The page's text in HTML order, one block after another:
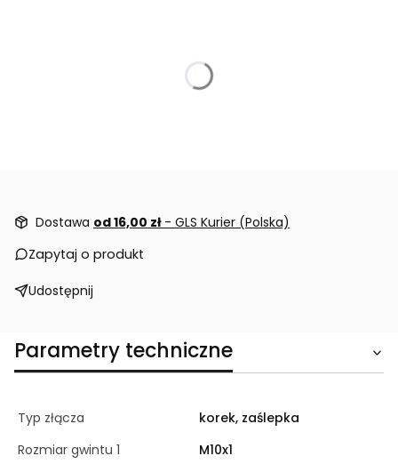
Dostawa od 16,00 zł - GLS Kurier (Polska)
Zapytaj o produkt
Udostępnij
Parametry techniczne
Typ złącza
korek, zaślepka
Rozmiar gwintu 1
M10x1